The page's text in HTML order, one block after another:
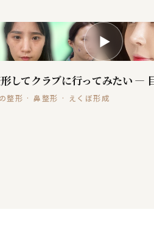
▶
整形 · 鼻整形 · えくぼ形成